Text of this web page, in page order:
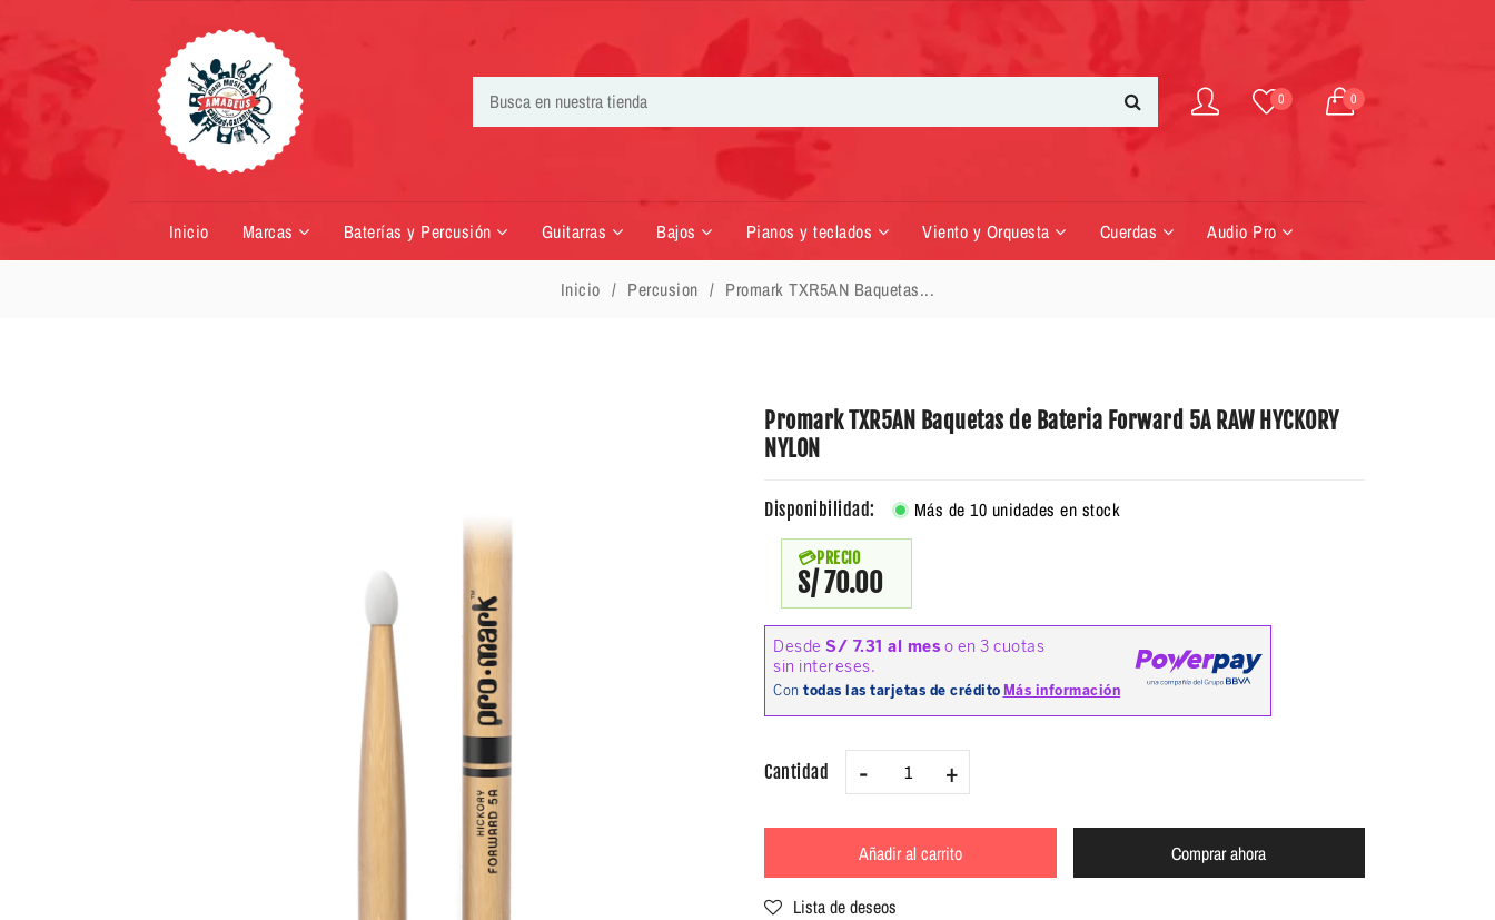
0 0
Inicio Marcas Baterías y Percusión Guitarras Bajos Pianos y teclados Viento y Orquesta Cuerdas Audio Pro
Inicio Percusion Promark TXR5AN Baquetas...
Promark TXR5AN Baquetas de Bateria Forward 5A RAW HYCKORY
NYLON
Disponibilidad: Más de 10 unidades en stock
PRECIO
S/ 70.00
Cantidad - +
Añadir al carrito Comprar ahora
Lista de deseos